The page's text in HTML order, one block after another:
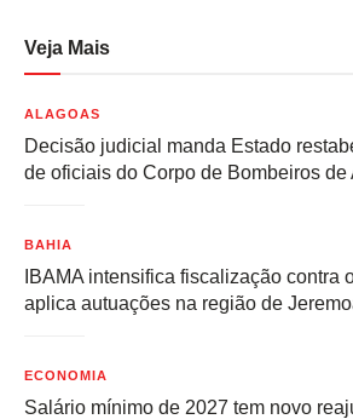
Veja Mais
ALAGOAS
Decisão judicial manda Estado
de oficiais do Corpo de Bombeiros de
BAHIA
IBAMA intensifica fiscalização contra
aplica autuações na região de
ECONOMIA
Salário mínimo de 2027 tem novo